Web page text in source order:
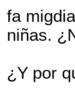
fa
niñas.
¿Y por